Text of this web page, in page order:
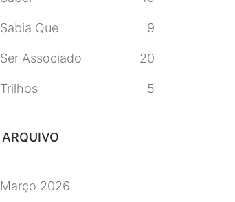
Sabia Que 9
Ser Associado 20
Trilhos 5
ARQUIVO
Março 2026